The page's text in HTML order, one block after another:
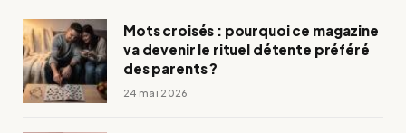
Mots croisés : pourquoi ce magazine
va devenir le rituel détente préféré
des parents ?
24 mai 2026